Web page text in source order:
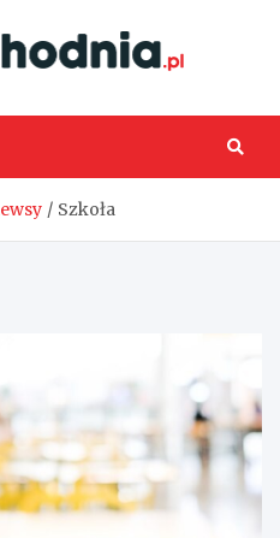
Szkoła